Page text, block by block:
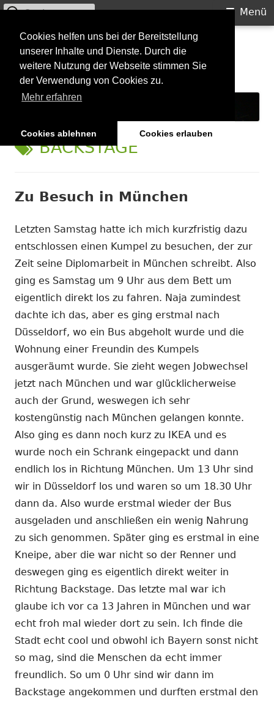
Cookies helfen uns bei der Bereitstellung
unserer Inhalte und Dienste. Durch die
weitere Nutzung der Webseite stimmen Sie
der Verwendung von Cookies zu.
Mehr erfahren
Cookies ablehnen Cookies erlauben
Springe
Inhalt
Starkilla
Konzertberichte und mehr
Primäres
Menü
Menü
Suchen
SCHLAGWORT:
BACKSTAGE
Zu Besuch in München
Letzten Samstag hatte ich mich kurzfristig dazu
entschlossen einen Kumpel zu besuchen, der zur
Zeit seine Diplomarbeit in München schreibt. Also
ging es Samstag um 9 Uhr aus dem Bett um
eigentlich direkt los zu fahren. Naja zumindest
dachte ich das, aber es ging erstmal nach
Düsseldorf, wo ein Bus abgeholt wurde und die
Wohnung einer Freundin des Kumpels
ausgeräumt wurde. Sie zieht wegen Jobwechsel
jetzt nach München und war glücklicherweise
auch der Grund, weswegen ich sehr
kostengünstig nach München gelangen konnte.
Also ging es dann noch kurz zu IKEA und es
wurde noch ein Schrank eingepackt und dann
endlich los in Richtung München. Um 13 Uhr sind
wir in Düsseldorf los und waren so um 18.30 Uhr
dann da. Also wurde erstmal wieder der Bus
ausgeladen und anschließen ein wenig Nahrung
zu sich genommen. Später ging es erstmal in eine
Kneipe, aber die war nicht so der Renner und
deswegen ging es eigentlich direkt weiter in
Richtung Backstage. Das letzte mal war ich
glaube ich vor ca 13 Jahren in München und war
echt froh mal wieder dort zu sein. Ich finde die
Stadt echt cool und obwohl ich Bayern sonst nicht
so mag, sind die Menschen da echt immer
freundlich. So um 0 Uhr sind wir dann im
Backstage angekommen und durften erstmal den